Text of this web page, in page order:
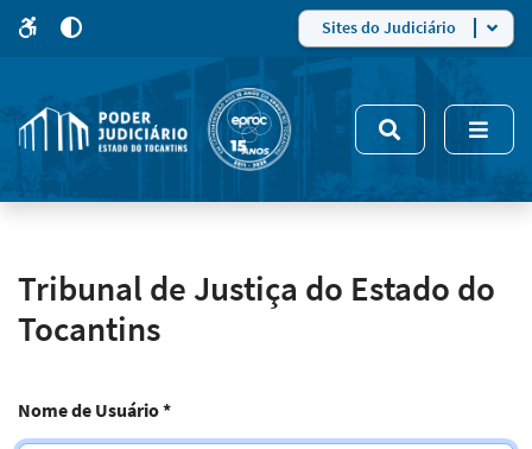
para
site
5
modo
de
alto
Sites do Judiciário
Tribunal de Justiça do Estado do
Tocantins
Nome de Usuário*